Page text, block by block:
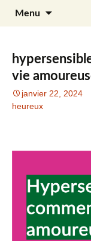
Julia Noyel
Menu
vie
janvier 22, 2024
heureux